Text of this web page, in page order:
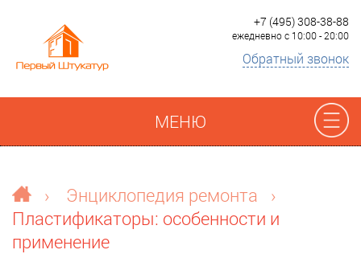
+7 (495) 308-38-88
ежедневно с 10:00 - 20:00
Обратный звонок
МЕНЮ
Наши работы
› Энциклопедия ремонта
›
Пластификаторы: особенности и
применение